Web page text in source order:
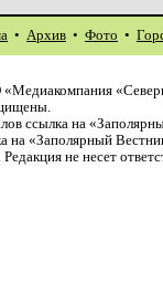
• Архив • Фото •
ссылка на
«Заполярный
не несет